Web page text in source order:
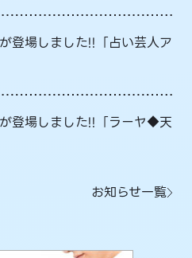
登場しました!!「占い芸人ア
登場しました!!「ラーヤ◆天
お知らせ一覧